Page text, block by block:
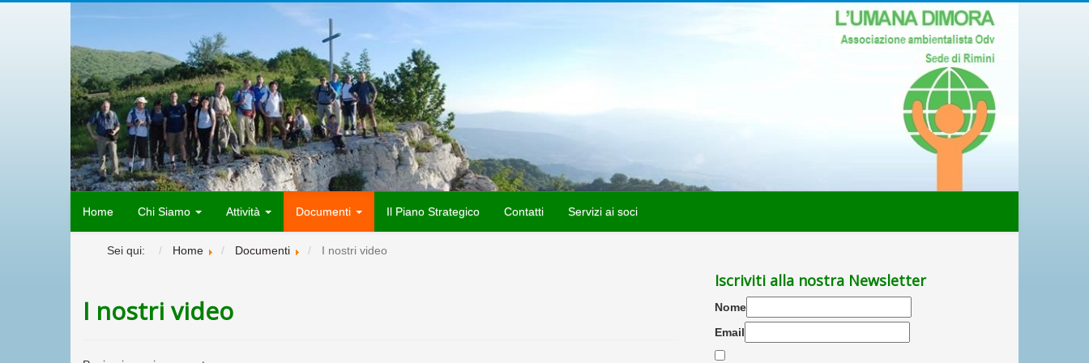
Home Chi Siamo Attività Documenti Il Piano Strategico Contatti Servizi ai soci
Sei qui: Home Documenti I nostri video
I nostri video
Iscriviti alla nostra Newsletter
Nome
Email